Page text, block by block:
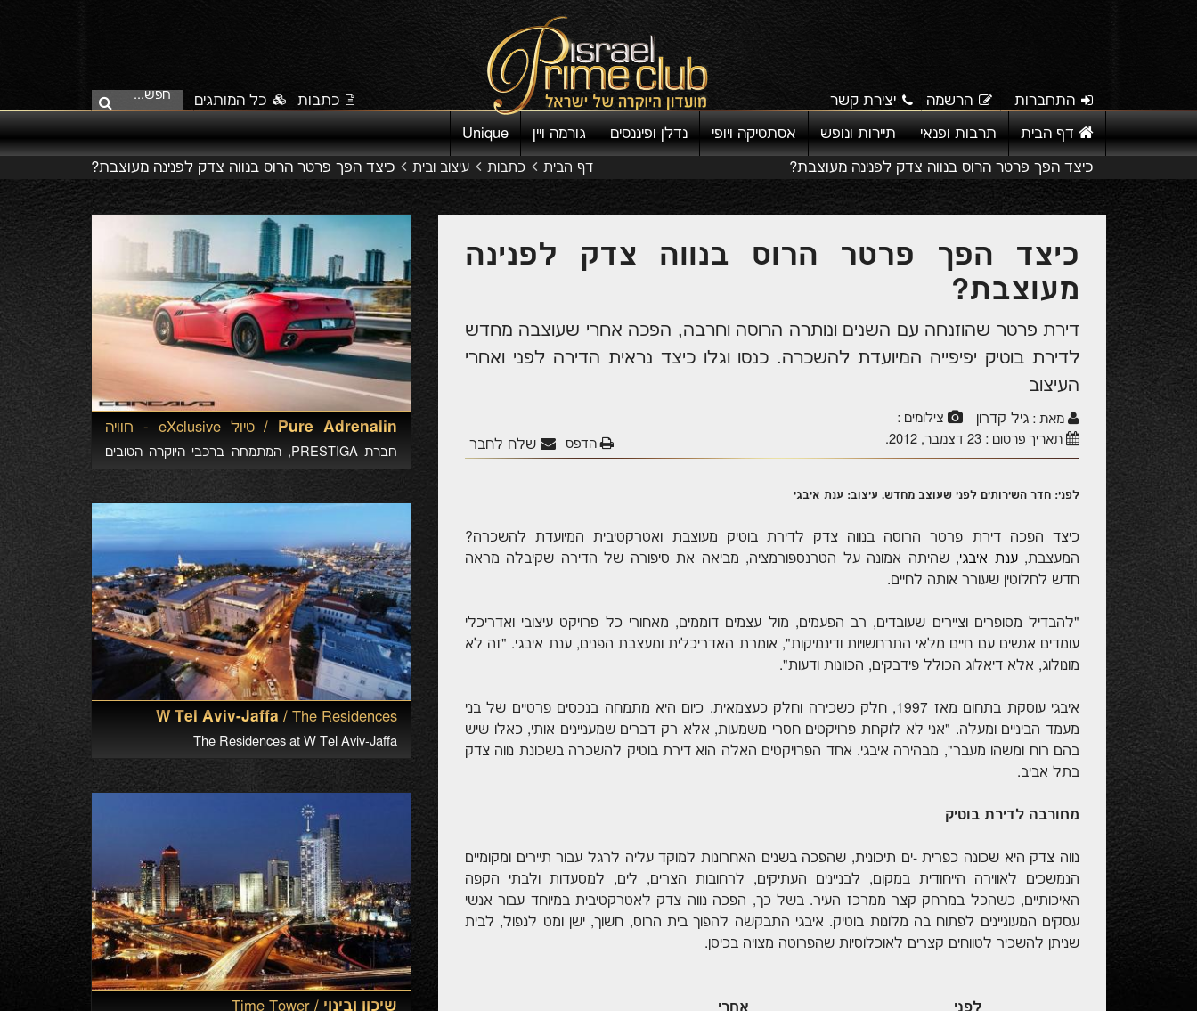
התחברות הרשמה יצירת קשר כתבות כל המותגים חפש...
דף הבית תרבות ופנאי תיירות ונופש אסתטיקה ויופי נדלן ופיננסים גורמה ויין
Unique
כיצד הפך פרטר הרוס בנווה צדק לפנינה מעוצבת?
דף הבית כתבות עיצוב ובית כיצד הפך פרטר הרוס בנווה צדק לפנינה מעוצבת?
כיצד הפך פרטר הרוס בנווה צדק לפנינה
מעוצבת?
דירת פרטר שהוזנחה עם השנים ונותרה הרוסה וחרבה, הפכה אחרי שעוצבה מחדש
לדירת בוטיק יפיפייה המיועדת להשכרה. כנסו וגלו כיצד נראית הדירה לפני ואחרי
העיצוב
מאת : גיל קדרון
צילומים :
תאריך פרסום : 23 דצמבר, 2012 . שלח לחבר הדפס
לפני: חדר השירותים לפני שעוצב מחדש. עיצוב: ענת איבגי
כיצד הפכה דירת פרטר הרוסה בנווה צדק לדירת בוטיק מעוצבת ואטרקטיבית המיועדת להשכרה?
המעצבת,ענת איבגי, שהיתה אמונה על הטרנספורמציה, מביאה את סיפורה של הדירה שקיבלה מראה
חדש לחלוטין שעורר אותה לחיים.
"להבדיל מסופרים וציירים שעובדים, רב הפעמים, מול עצמים דוממים, מאחורי כל פרויקט עיצובי ואדריכלי
עומדים אנשים עם חיים מלאי התרחשויות ודינמיקות", אומרת האדריכלית ומעצבת הפנים, ענת איבגי. "זה לא
מונולוג, אלא דיאלוג הכולל פידבקים, הכוונות ודעות".
איבגי עוסקת בתחום מאז 1997, חלק כשכירה וחלק כעצמאית. כיום היא מתמחה בנכסים פרטיים של בני
מעמד הביניים ומעלה. "אני לא לוקחת פרויקטים חסרי משמעות, אלא רק דברים שמעניינים אותי, כאלו שיש
בהם רוח ומשהו מעבר", מבהירה איבגי. אחד הפרויקטים האלה הוא דירת בוטיק להשכרה בשכונת נווה צדק
בתל אביב.
מחורבה לדירת בוטיק
נווה צדק היא שכונה כפרית -ים תיכונית, שהפכה בשנים האחרונות למוקד עליה לרגל עבור תיירים ומקומיים
הנמשכים לאווירה הייחודית במקום, לבניינים העתיקים, לרחובות הצרים, לים, למסעדות ולבתי הקפה
האיכותיים, כשהכל במרחק קצר ממרכז העיר. בשל כך, הפכה נווה צדק לאטרקטיבית במיוחד עבור אנשי
עסקים המעוניינים לפתוח בה מלונות בוטיק. איבגי התבקשה להפוך בית הרוס, חשוך, ישן ומט לנפול, לבית
שניתן להשכיר לטווחים קצרים לאוכלוסיות שהפרוטה מצויה בכיסן.
לפני אחרי
Pure Adrenalin /
טיול eXclusive - חוויה
עולמית!
חברת PRESTIGA, המתמחה ברכבי היוקרה הטובים
בעולם, מחדשת את סדרת Pure Adrenalin – טיולי
W Tel Aviv-Jaffa / The Residences
The Residences at W Tel Aviv-Jaffa
שיכון ובינוי /